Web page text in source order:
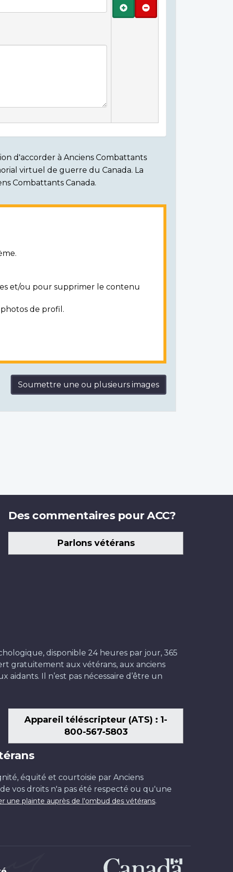
AjouterRetirer
d'accorder à Anciens Combattants
virtuel de guerre du Canada. La
Combattants Canada.
et/ou pour supprimer le contenu
de profil.
Soumettre une ou plusieurs images
Des commentaires pour ACC?
Parlons vétérans
disponible 24 heures par jour, 365
gratuitement aux vétérans, aux anciens
aidants. Il n’est pas nécessaire d’être un
Appareil téléscripteur (ATS) : 1-
800-567-5803
équité et courtoisie par Anciens
vos droits n'a pas été respecté ou qu'une
une plainte auprès de l'ombud des vétérans.